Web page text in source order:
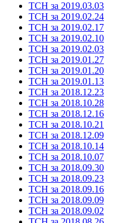
ТСН за 2019.03.03
ТСН за 2019.02.24
ТСН за 2019.02.17
ТСН за 2019.02.10
ТСН за 2019.02.03
ТСН за 2019.01.27
ТСН за 2019.01.20
ТСН за 2019.01.13
ТСН за 2018.12.23
ТСН за 2018.10.28
ТСН за 2018.12.16
ТСН за 2018.10.21
ТСН за 2018.12.09
ТСН за 2018.10.14
ТСН за 2018.10.07
ТСН за 2018.09.30
ТСН за 2018.09.23
ТСН за 2018.09.16
ТСН за 2018.09.09
ТСН за 2018.09.02